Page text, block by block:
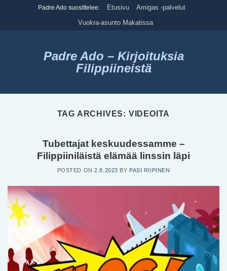
Padre Ado suosittelee: Etusivu
Amigas -palvelut
Vuokra-asunto Makatissa
Padre Ado – Kirjoituksia
Filippiineistä
TAG ARCHIVES: VIDEOITA
Tubettajat keskuudessamme –
Filippiiniläistä elämää linssin läpi
POSTED ON2.8.2023 BY PASI RIIPINEN